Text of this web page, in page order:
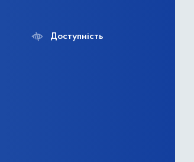
Доступність